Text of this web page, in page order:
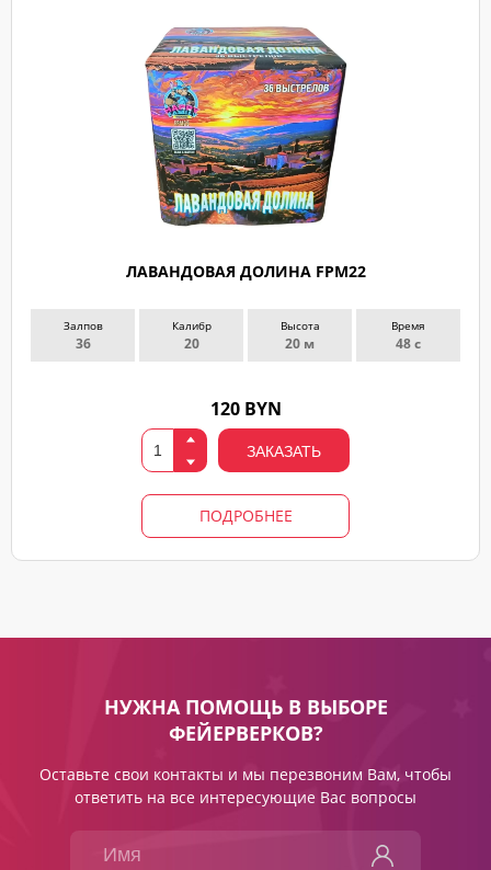
ЛАВАНДОВАЯ ДОЛИНА FPM22
Залпов
36
Калибр
20
Высота
20 м
Время
48 с
120 BYN
ЗАКАЗАТЬ
ПОДРОБНЕЕ
НУЖНА ПОМОЩЬ В ВЫБОРЕ
ФЕЙЕРВЕРКОВ?
Оставьте свои контакты и мы перезвоним Вам, чтобы
ответить на все интересующие Вас вопросы